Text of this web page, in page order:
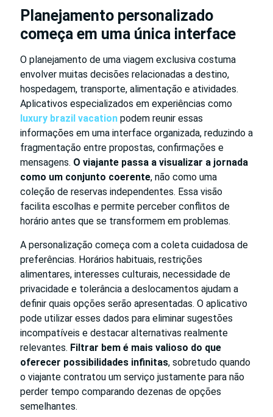
Planejamento personalizado
começa em uma única interface
O planejamento de uma viagem exclusiva costuma
envolver muitas decisões relacionadas a destino,
hospedagem, transporte, alimentação e atividades.
Aplicativos especializados em experiências como
luxury brazil vacation podem reunir essas
informações em uma interface organizada, reduzindo a
fragmentação entre propostas, confirmações e
mensagens. O viajante passa a visualizar a jornada
como um conjunto coerente, não como uma
coleção de reservas independentes. Essa visão
facilita escolhas e permite perceber conflitos de
horário antes que se transformem em problemas.
A personalização começa com a coleta cuidadosa de
preferências. Horários habituais, restrições
alimentares, interesses culturais, necessidade de
privacidade e tolerância a deslocamentos ajudam a
definir quais opções serão apresentadas. O aplicativo
pode utilizar esses dados para eliminar sugestões
incompatíveis e destacar alternativas realmente
relevantes. Filtrar bem é mais valioso do que
oferecer possibilidades infinitas, sobretudo quando
o viajante contratou um serviço justamente para não
perder tempo comparando dezenas de opções
semelhantes.